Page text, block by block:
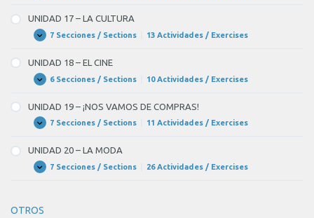
–
¡A
COMER!
UNIDAD 17 – LA CULTURA
Expandir
UNIDAD
–
LA
CULTURA
7 Secciones / Sections 13 Actividades / Exercises
UNIDAD 18 – EL CINE
Expandir
UNIDAD
–
EL
CINE
6 Secciones / Sections 10 Actividades / Exercises
UNIDAD 19 – ¡NOS VAMOS DE COMPRAS!
Expandir
UNIDAD
–
¡NOS
VAMOS
DE
7 Secciones / Sections 11 Actividades / Exercises
UNIDAD 20 – LA MODA
Expandir
UNIDAD
MODA
7 Secciones / Sections 26 Actividades / Exercises
OTROS